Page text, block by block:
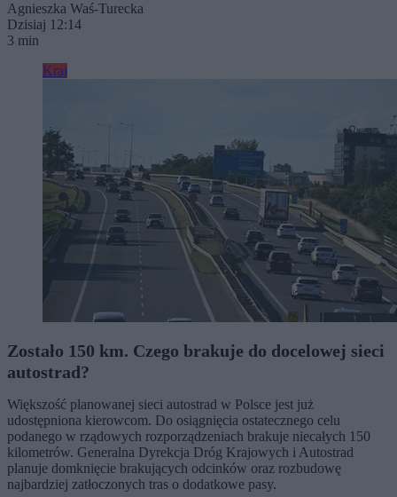
Agnieszka Waś-Turecka
Dzisiaj 12:14
3 min
Kraj
Zostało 150 km. Czego brakuje do docelowej sieci
autostrad?
Większość planowanej sieci autostrad w Polsce jest już
udostępniona kierowcom. Do osiągnięcia ostatecznego celu
podanego w rządowych rozporządzeniach brakuje niecałych 150
kilometrów. Generalna Dyrekcja Dróg Krajowych i Autostrad
planuje domknięcie brakujących odcinków oraz rozbudowę
najbardziej zatłoczonych tras o dodatkowe pasy.